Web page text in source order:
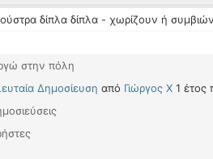
δίπλα δίπλα - χωρίζουν ή
στην πόλη
Δημοσίευση από Γιώργος Χ 1 έτος